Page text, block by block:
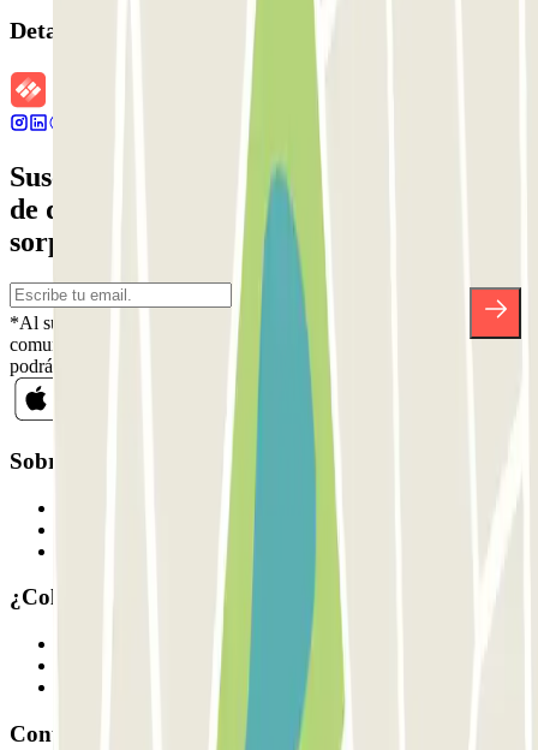
Detalles de la reserva
Suscríbete a nuestra newsletter y entérate
de descuentos, sorteos y otras muchas
sorpresas.
*Al suscribirte aceptas nuestra Política de Privacidad para recibir
comunicaciones comerciales de Parclick. Sin ningún compromiso,
podrás darte de baja cuando quieras en la misma newsletter.
Sobre Parclick
¿Colaboramos?
Proveedor de parking
Contacto